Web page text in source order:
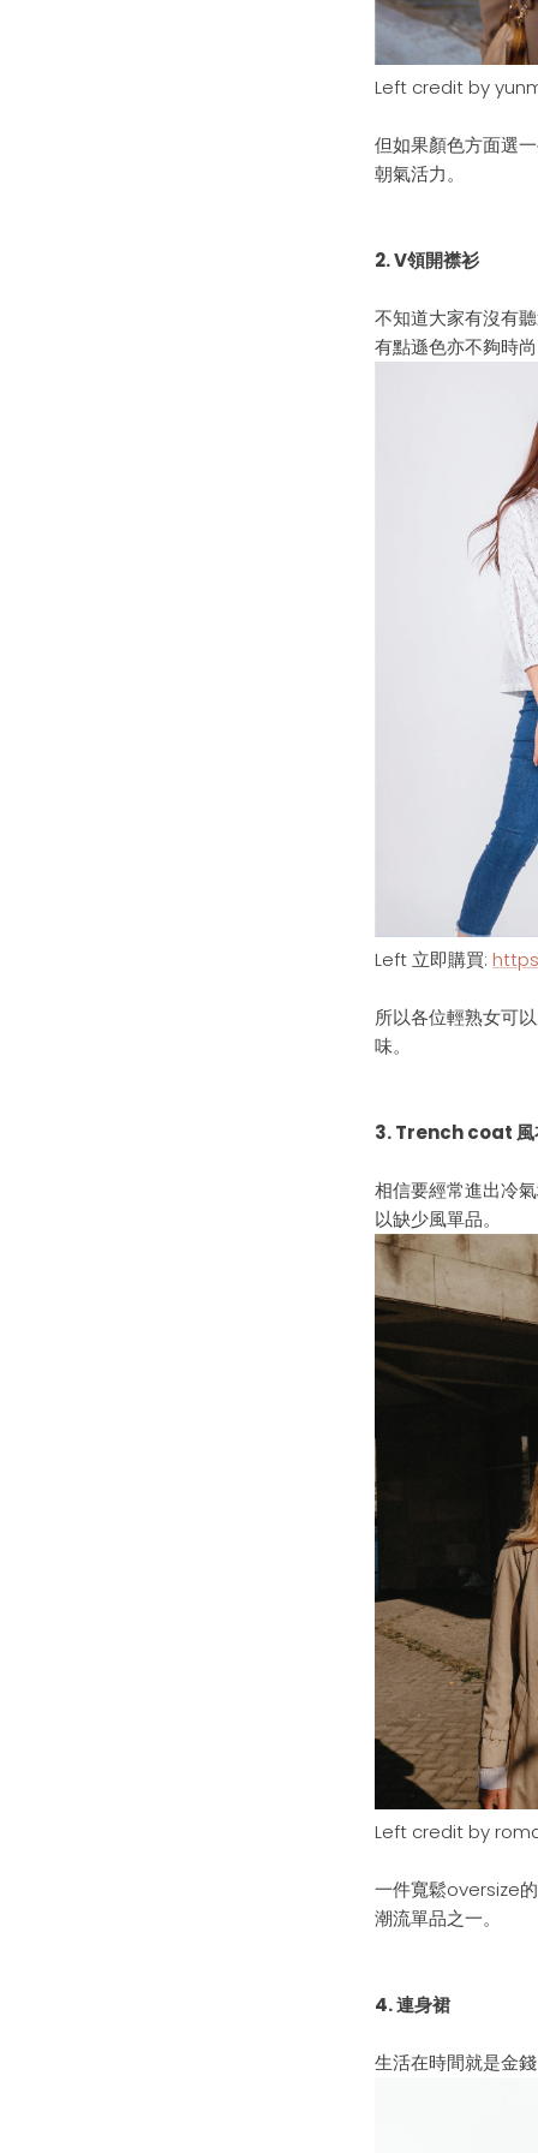
Left credit by
但如果顏色方面選
朝氣活力。
2.V領開襟衫
不知道大家有沒有
有點遜色亦不夠時尚
Left 立即購買:
所以各位輕熟女可以
味。
3.Trench coat
相信要經常進出冷
以缺少風單品。
Left credit by
一件寬鬆oversize的
潮流單品之一。
4.連身裙
生活在時間就是金